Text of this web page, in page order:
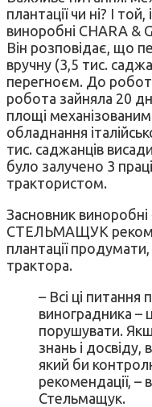
плантації чи ні? І
виноробні CHARA &
Він розповідає, що
вручну (3,5 тис.
перегноєм. До
робота зайняла 20
площі
обладнання
тис. саджанців
було залучено 3
трактористом.
Засновник виноробні
СТЕЛЬМАЩУК
плантації
трактора.
– Всі ці питання
виноградника –
порушувати.
знань і досвіду,
який би
рекомендації, –
Стельмащук.